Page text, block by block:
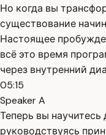
Но когда вы
существование
Настоящее
всё это время
через внутренний
05:15
Speaker A
Теперь вы научитесь
руководствуясь